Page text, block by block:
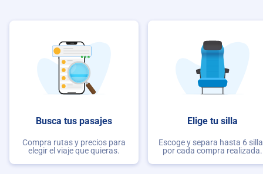
Busca tus pasajes
Compra rutas y precios para
elegir el viaje que quieras.
Elige tu silla
Escoge y separa hasta 6
por cada compra realizada.